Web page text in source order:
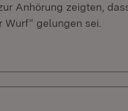
Anhörung zeigten,
Wurf“ gelungen sei.